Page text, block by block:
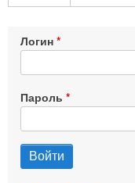
Логин
Пароль